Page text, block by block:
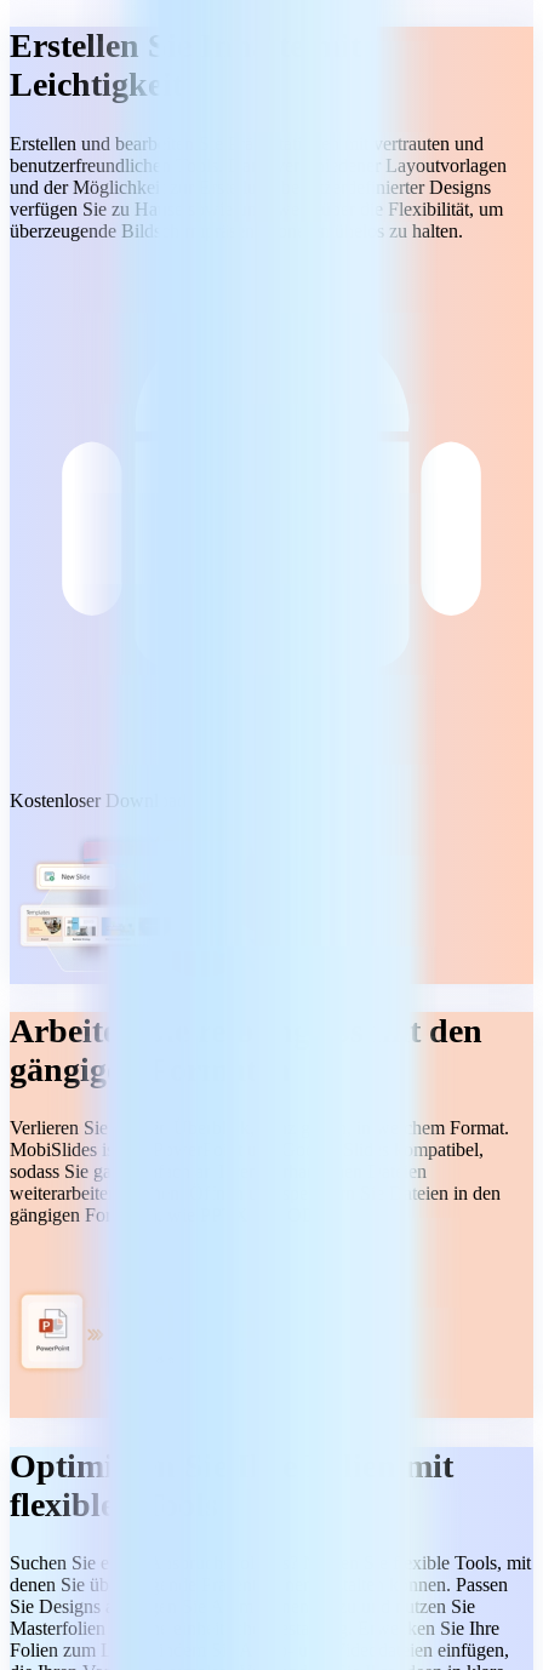
Erstellen Sie Inhalte mit
Leichtigkeit
Erstellen und bearbeiten Sie Präsentationen mit vertrauten und
benutzerfreundlichen Tools. Dank verschiedener Layoutvorlagen
und der Möglichkeit zur Erstellung benutzerdefinierter Designs
verfügen Sie zu Hause sowie unterwegs über die Flexibilität, um
überzeugende Bildschirmpräsentationen mühelos zu halten.
Kostenloser Download
Arbeiten Sie reibungslos mit den
gängigen Formaten
Verlieren Sie nie den Überblick, ganz gleich, in welchem Format.
MobiSlides ist mit PowerPoint und Google Slides kompatibel,
sodass Sie ganz einfach an Ihren vorhandenen Dateien
weiterarbeiten können. Öffnen und speichern Sie Dateien in den
gängigen Formaten, wie PPTX und ODP.
Optimieren Sie Ihre Folien mit
flexiblen Tools
Suchen Sie etwas Anspruchsvolleres? Nutzen Sie flexible Tools, mit
denen Sie überzeugende Präsentationen gestalten können. Passen
Sie Designs an, fügen Sie Animationen hinzu und nutzen Sie
Masterfolien für eine einheitliche Gestaltung. Erwecken Sie Ihre
Folien zum Leben, indem Sie Audio- und Videodateien einfügen,